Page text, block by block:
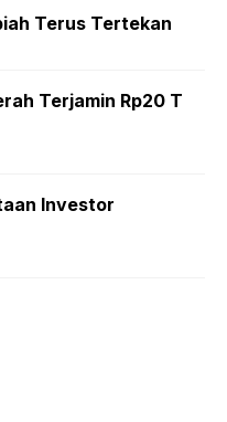
Terus Tertekan
Terjamin Rp20 T
Investor